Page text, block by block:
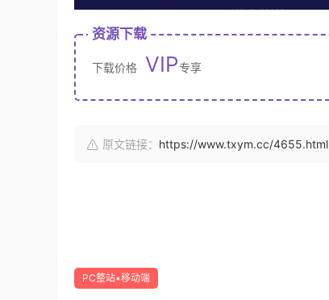
资源下载
下载价格 VIP专享
原文链接： https://www.txym.cc/4655.html
PC整站▪移动端